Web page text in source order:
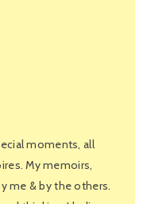
moments, all
My memoirs,
me & by the others.